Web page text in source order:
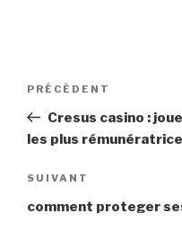
Navigation
l’article
Article
précédent
PRÉCÉDENT
Cresus casino :
les plus
Article
suivant
SUIVANT
comment proteger